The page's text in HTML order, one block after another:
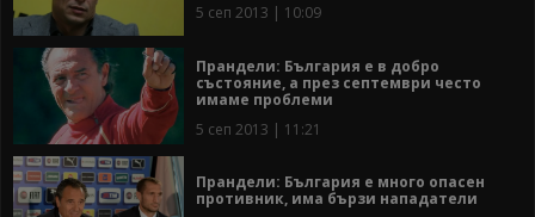
5 сеп 2013 | 10:09
Прандели: България е в добро
състояние, а през септември често
имаме проблеми
5 сеп 2013 | 11:21
Прандели: България е много опасен
противник, има бързи нападатели